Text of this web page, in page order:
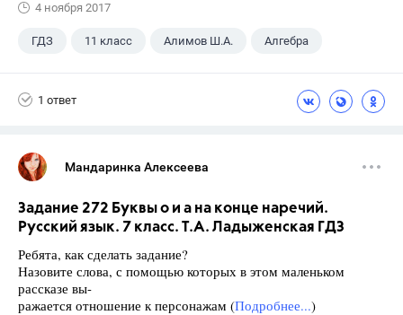
4 ноября 2017
ГДЗ 11 класс Алимов Ш.А. Алгебра
1 ответ
Мандаринка Алексеева
Задание 272 Буквы о и а на конце наречий.
Русский язык. 7 класс. Т.А. Ладыженская ГДЗ
Ребята, как сделать задание?
Назовите слова, с помощью которых в этом маленьком
рассказе вы-
ражается отношение к персонажам (Подробнее...)